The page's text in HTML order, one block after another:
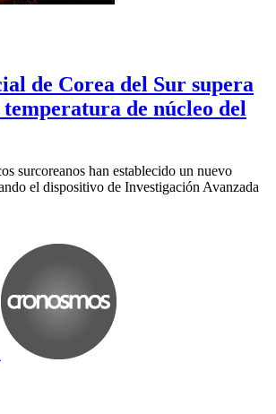
de Corea del Sur supera
temperatura de núcleo del
surcoreanos han establecido un nuevo
el dispositivo de Investigación Avanzada